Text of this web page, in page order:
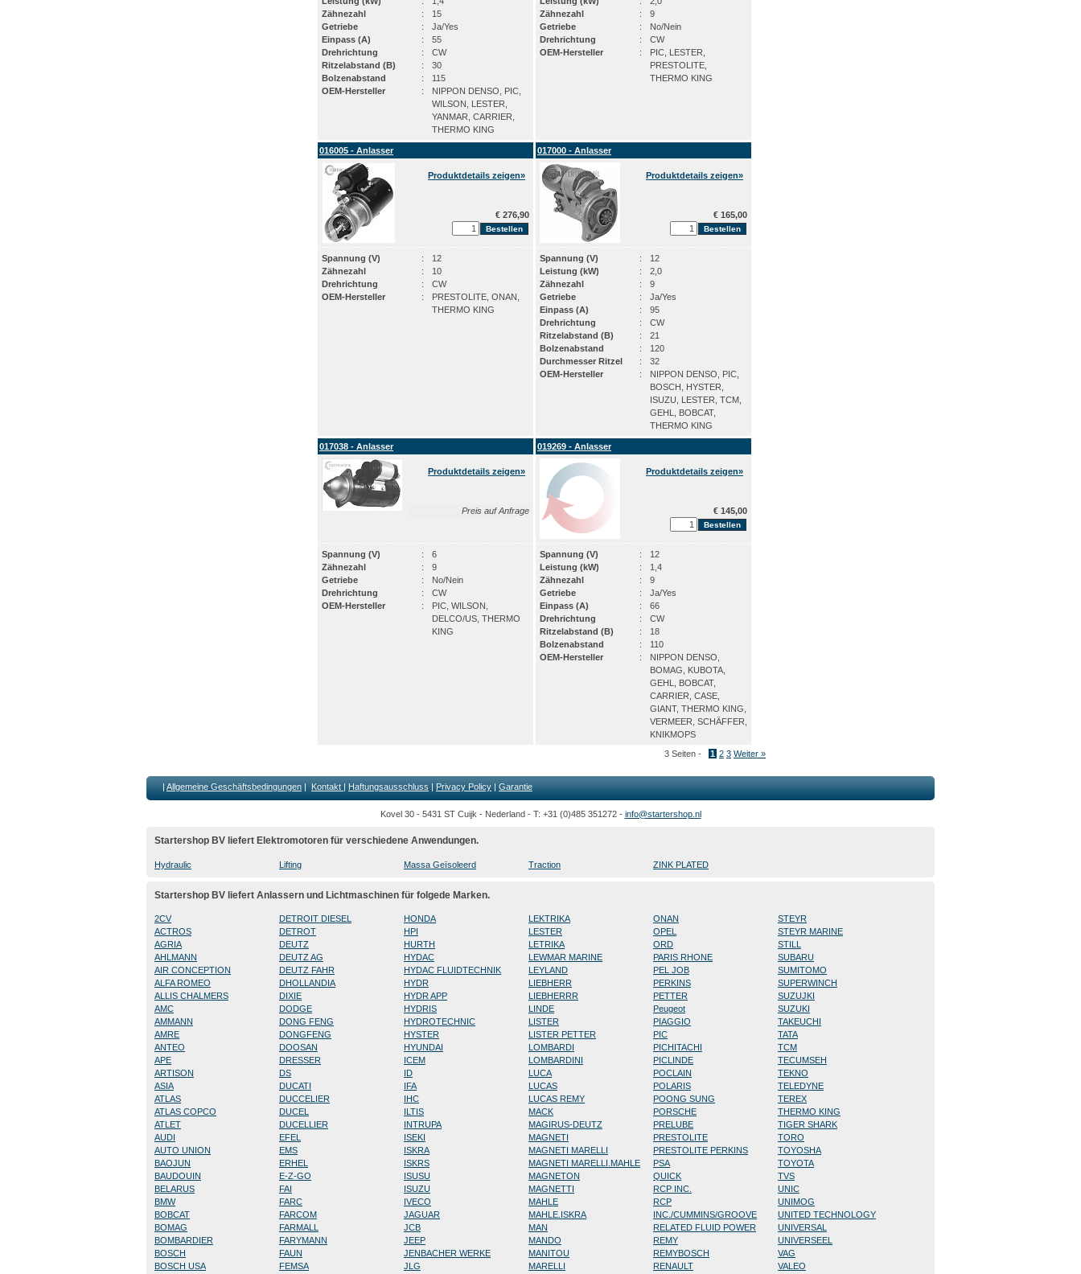
Zähnezahl
:
15
Getriebe
:
Ja/Yes
Einpass (A)
:
55
Drehrichtung
:
CW
Ritzelabstand (B)
:
30
Bolzenabstand
:
115
OEM-Hersteller
:
NIPPON DENSO, PIC,
WILSON, LESTER,
YANMAR, CARRIER,
THERMO KING
Zähnezahl
:
9
Getriebe
:
No/Nein
Drehrichtung
:
CW
OEM-Hersteller
:
PIC, LESTER,
PRESTOLITE,
THERMO KING
016005 - Anlasser
Produktdetails zeigen»
€ 276,90
Spannung (V) :
12
Zähnezahl
:
10
Drehrichtung
:
CW
OEM-Hersteller
:
PRESTOLITE, ONAN,
THERMO KING
017000 - Anlasser
Produktdetails zeigen»
€ 165,00
Spannung (V) :
12
Leistung (kW)
:
2,0
Zähnezahl
:
9
Getriebe
:
Ja/Yes
Einpass (A)
:
95
Drehrichtung
:
CW
Ritzelabstand (B)
:
21
Bolzenabstand
:
120
Durchmesser Ritzel
:
32
OEM-Hersteller
:
NIPPON DENSO, PIC,
BOSCH, HYSTER,
ISUZU, LESTER, TCM,
GEHL, BOBCAT,
THERMO KING
017038 - Anlasser
Produktdetails zeigen»
Preis auf Anfrage
Spannung (V) :
6
Zähnezahl
:
9
Getriebe
:
No/Nein
Drehrichtung
:
CW
OEM-Hersteller
:
PIC, WILSON,
DELCO/US, THERMO
KING
019269 - Anlasser
Produktdetails zeigen»
€ 145,00
Spannung (V) :
12
Leistung (kW)
:
1,4
Zähnezahl
:
9
Getriebe
:
Ja/Yes
Einpass (A)
:
66
Drehrichtung
:
CW
Ritzelabstand (B)
:
18
Bolzenabstand
:
110
OEM-Hersteller
:
NIPPON DENSO,
BOMAG, KUBOTA,
GEHL, BOBCAT,
CARRIER, CASE,
GIANT, THERMO KING,
VERMEER, SCHÄFFER,
KNIKMOPS
3 Seiten -
1 2 3 Weiter »
| Allgemeine Geschäftsbedingungen | Kontakt | Haftungsausschluss | Privacy Policy | Garantie
Kovel 30 - 5431 ST Cuijk - Nederland - T: +31 (0)485 351272 - info@startershop.nl
Startershop BV liefert Elektromotoren für verschiedene Anwendungen.
Hydraulic Lifting Massa Geïsoleerd Traction ZINK PLATED
Startershop BV liefert Anlassern und Lichtmaschinen für folgede Marken.
2CV
ACTROS
AGRIA
AHLMANN
AIR CONCEPTION
ALFA ROMEO
ALLIS CHALMERS
AMC
AMMANN
AMRE
ANTEO
APE
ARTISON
ASIA
ATLAS
ATLAS COPCO
ATLET
AUDI
AUTO UNION
BAOJUN
BAUDOUIN
BELARUS
BMW
BOBCAT
BOMAG
BOMBARDIER
BOSCH
BOSCH USA
DETROIT DIESEL
DETROT
DEUTZ
DEUTZ AG
DEUTZ FAHR
DHOLLANDIA
DIXIE
DODGE
DONG FENG
DONGFENG
DOOSAN
DRESSER
DS
DUCATI
DUCCELIER
DUCEL
DUCELLIER
EFEL
EMS
ERHEL
E-Z-GO
FAI
FARC
FARCOM
FARMALL
FARYMANN
FAUN
FEMSA
HONDA
HPI
HURTH
HYDAC
HYDAC FLUIDTECHNIK
HYDR
HYDR APP
HYDRIS
HYDROTECHNIC
HYSTER
HYUNDAI
ICEM
ID
IFA
IHC
ILTIS
INTRUPA
ISEKI
ISKRA
ISKRS
ISUSU
ISUZU
IVECO
JAGUAR
JCB
JEEP
JENBACHER WERKE
JLG
LEKTRIKA
LESTER
LETRIKA
LEWMAR MARINE
LEYLAND
LIEBHERR
LIEBHERRR
LINDE
LISTER
LISTER PETTER
LOMBARDI
LOMBARDINI
LUCA
LUCAS
LUCAS REMY
MACK
MAGIRUS-DEUTZ
MAGNETI
MAGNETI MARELLI
MAGNETI MARELLI.MAHLE
MAGNETON
MAGNETTI
MAHLE
MAHLE.ISKRA
MAN
MANDO
MANITOU
MARELLI
ONAN
OPEL
ORD
PARIS RHONE
PEL JOB
PERKINS
PETTER
Peugeot
PIAGGIO
PIC
PICHITACHI
PICLINDE
POCLAIN
POLARIS
POONG SUNG
PORSCHE
PRELUBE
PRESTOLITE
PRESTOLITE PERKINS
PSA
QUICK
RCP INC.
RCP
INC./CUMMINS/GROOVE
RELATED FLUID POWER
REMY
REMYBOSCH
RENAULT
STEYR
STEYR MARINE
STILL
SUBARU
SUMITOMO
SUPERWINCH
SUZUJKI
SUZUKI
TAKEUCHI
TATA
TCM
TECUMSEH
TEKNO
TELEDYNE
TEREX
THERMO KING
TIGER SHARK
TORO
TOYOSHA
TOYOTA
TVS
UNIC
UNIMOG
UNITED TECHNOLOGY
UNIVERSAL
UNIVERSEEL
VAG
VALEO